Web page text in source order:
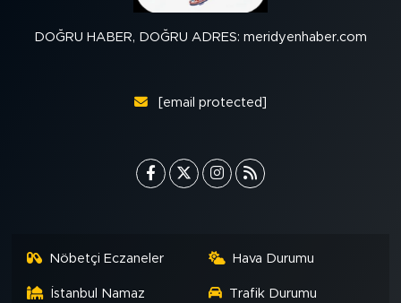
DOĞRU HABER, DOĞRU ADRES: meridyenhaber.com
[email protected]
Nöbetçi Eczaneler Hava Durumu
İstanbul Namaz Trafik Durumu